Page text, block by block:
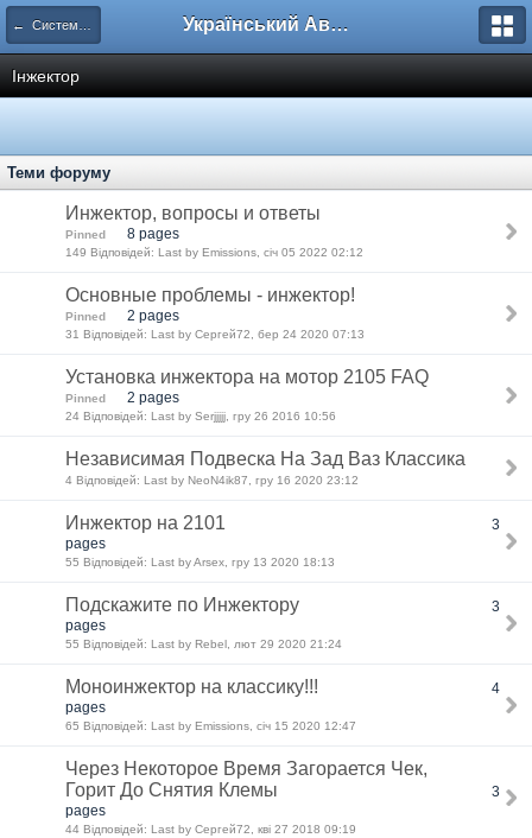
← Системи подачі палива Український Автоклуб ВАЗ
Інжектор
Теми форуму
Инжектор, вопросы и ответы
Pinned 8 pages
149 Відповідей: Last by Emissions, січ 05 2022 02:12
Основные проблемы - инжектор!
Pinned 2 pages
31 Відповідей: Last by Сергей72, бер 24 2020 07:13
Установка инжектора на мотор 2105 FAQ
Pinned 2 pages
24 Відповідей: Last by Serjjjjj, гру 26 2016 10:56
Независимая Подвеска На Зад Ваз Классика
4 Відповідей: Last by NeoN4ik87, гру 16 2020 23:12
Инжектор на 2101
3
pages
55 Відповідей: Last by Arsex, гру 13 2020 18:13
Подскажите по Инжектору
3
pages
55 Відповідей: Last by Rebel, лют 29 2020 21:24
Моноинжектор на классику!!!
4
pages
65 Відповідей: Last by Emissions, січ 15 2020 12:47
Через Некоторое Время Загорается Чек,
Горит До Снятия Клемы
3
pages
44 Відповідей: Last by Сергей72, кві 27 2018 09:19